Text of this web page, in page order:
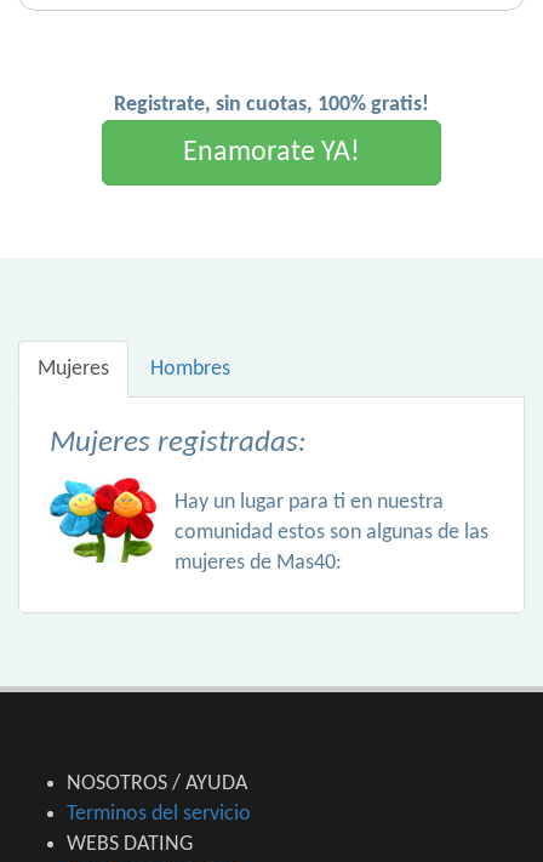
Registrate, sin cuotas, 100% gratis!
Enamorate YA!
Mujeres Hombres
Mujeres registradas:
Hay un lugar para ti en nuestra
comunidad estos son algunas de las
mujeres de Mas40:
NOSOTROS / AYUDA
Terminos del servicio
WEBS DATING